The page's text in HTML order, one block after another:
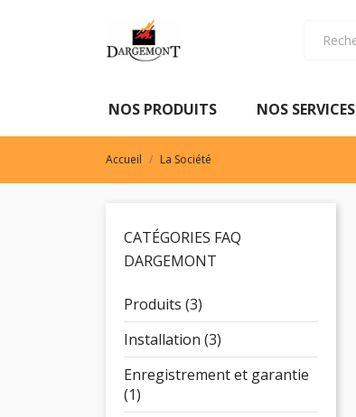
NOS PRODUITS NOS SERVICES
Accueil La Société
CATÉGORIES FAQ
DARGEMONT
Produits (3)
Installation (3)
Enregistrement et garantie
(1)